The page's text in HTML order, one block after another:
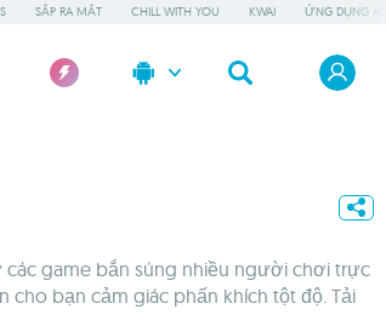
SẮP RA MẮT CHILL WITH YOU KWAI ỨNG DỤNG AI
game bắn súng nhiều người chơi trực
bạn cảm giác phấn khích tột độ. Tải